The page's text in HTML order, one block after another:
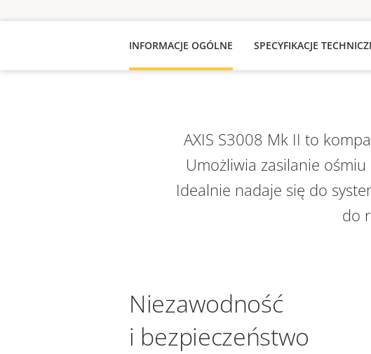
INFORMACJE OGÓLNE SPECYFIKACJE
AXIS S3008 Mk II to
Umożliwia zasilanie
Idealnie nadaje się do
do
Niezawodność
i bezpieczeństwo